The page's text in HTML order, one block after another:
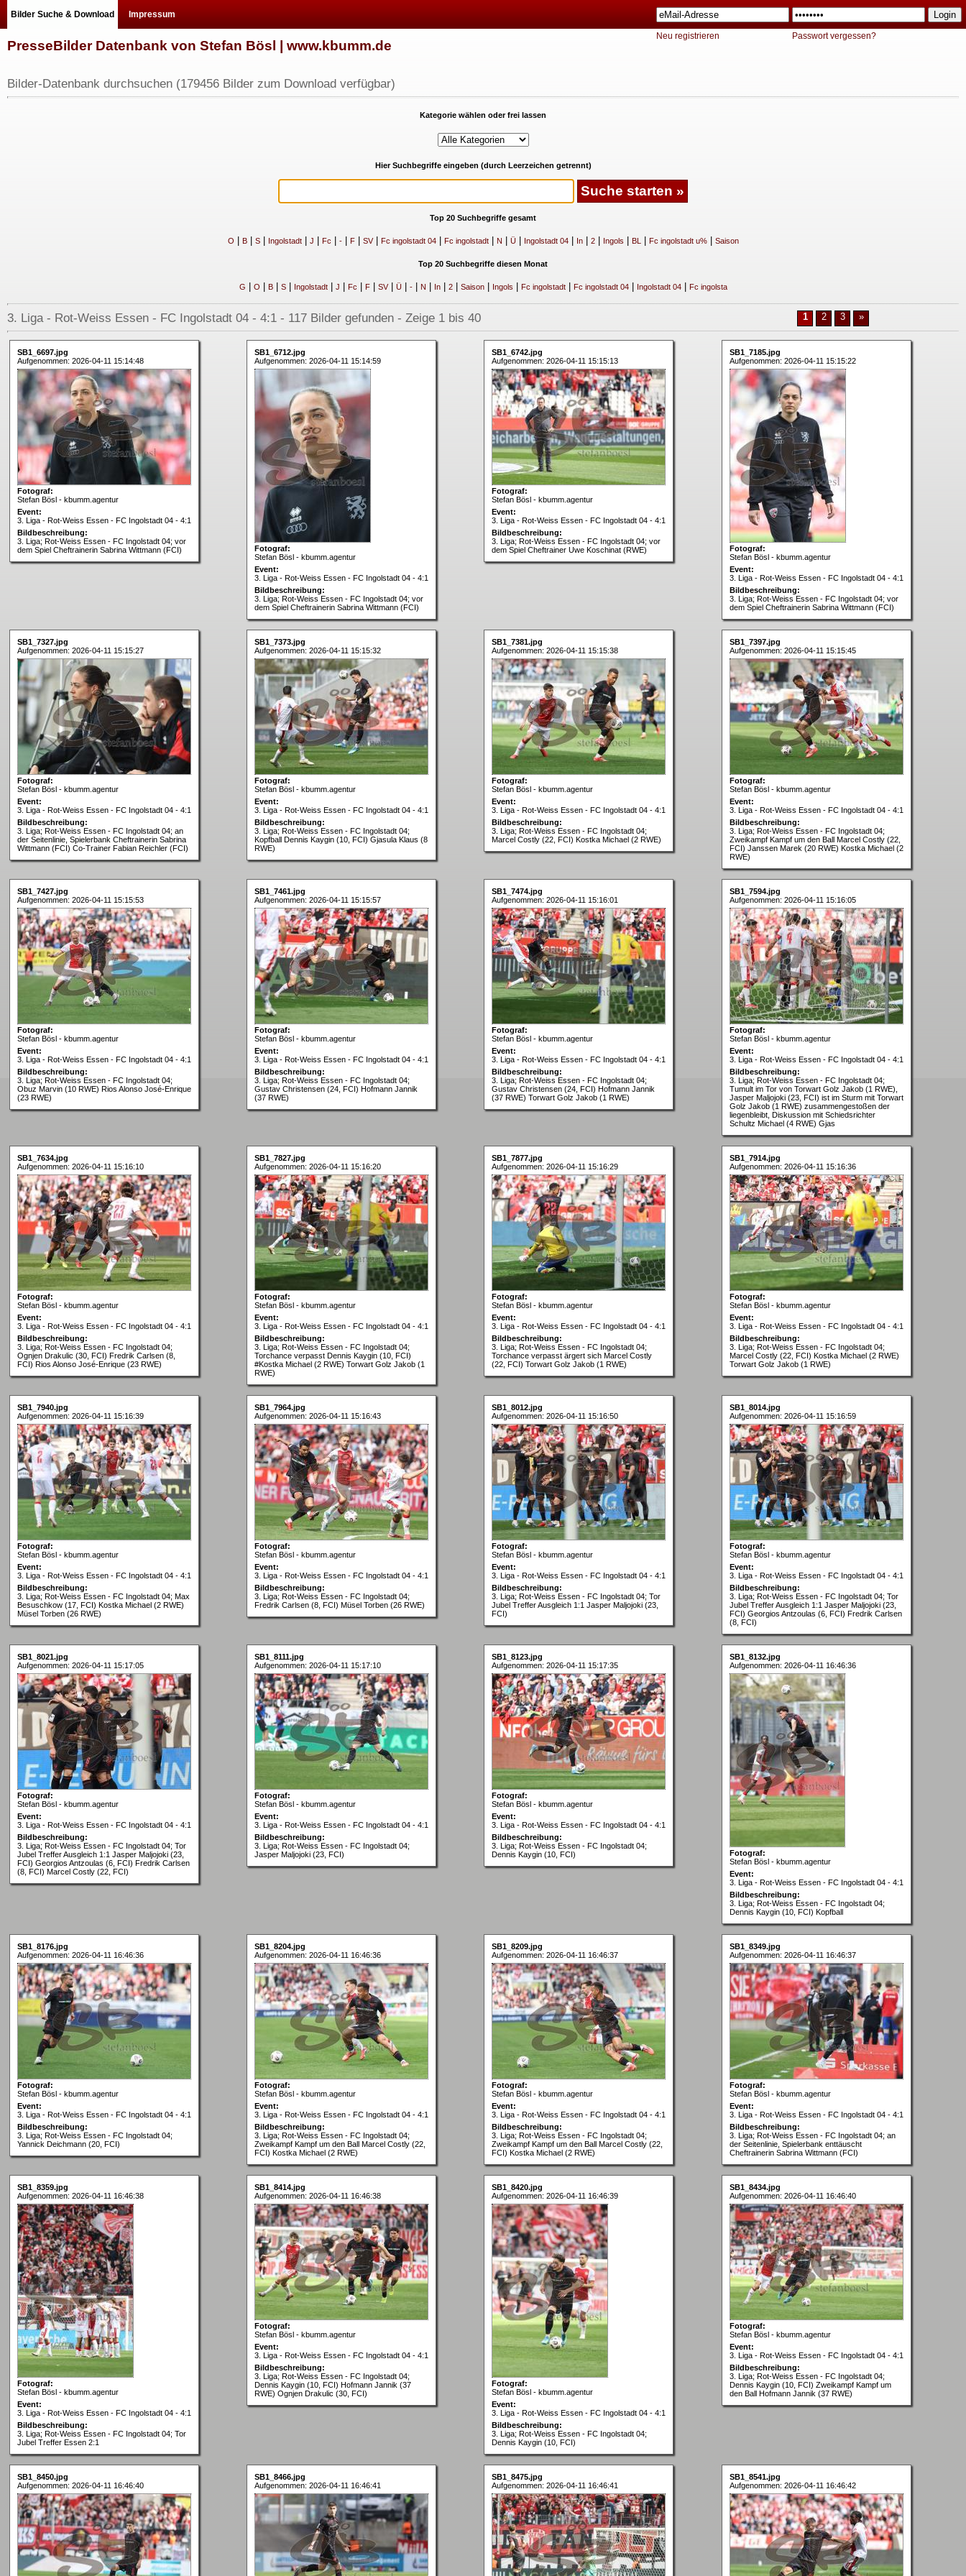
Bilder Suche & Download Impressum
Neu registrieren Passwort vergessen?
PresseBilder Datenbank von Stefan Bösl | www.kbumm.de
Bilder-Datenbank durchsuchen (179456 Bilder zum Download verfügbar)
Kategorie wählen oder frei lassen
Hier Suchbegriffe eingeben (durch Leerzeichen getrennt)
Top 20 Suchbegriffe gesamt
O B| S| Ingolstadt| J Fc -| F| SV| Fc ingolstadt 04| Fc ingolstadt| N Ü Ingolstadt 04| In| 2| Ingols BL | Fc ingolstadt u%| Saison
Top 20 Suchbegriffe diesen Monat
G O B| S| Ingolstadt| J Fc F| SV| Ü| -| N In| 2| Saison| Ingols Fc ingolstadt| Fc ingolstadt 04| Ingolstadt 04| Fc ingolsta
3. Liga - Rot-Weiss Essen - FC Ingolstadt 04 - 4:1 - 117 Bilder gefunden - Zeige 1 bis 40 1 2 3 »
SB1_6697.jpg
Aufgenommen: 2026-04-11 15:14:48
Fotograf:
Stefan Bösl - kbumm.agentur
Event:
3. Liga - Rot-Weiss Essen - FC Ingolstadt 04 - 4:1
Bildbeschreibung:
3. Liga; Rot-Weiss Essen - FC Ingolstadt 04; vor
dem Spiel Cheftrainerin Sabrina Wittmann (FCI)
SB1_6712.jpg
Aufgenommen: 2026-04-11 15:14:59
Fotograf:
Stefan Bösl - kbumm.agentur
Event:
3. Liga - Rot-Weiss Essen - FC Ingolstadt 04 - 4:1
Bildbeschreibung:
3. Liga; Rot-Weiss Essen - FC Ingolstadt 04; vor
dem Spiel Cheftrainerin Sabrina Wittmann (FCI)
SB1_6742.jpg
Aufgenommen: 2026-04-11 15:15:13
Fotograf:
Stefan Bösl - kbumm.agentur
Event:
3. Liga - Rot-Weiss Essen - FC Ingolstadt 04 - 4:1
Bildbeschreibung:
3. Liga; Rot-Weiss Essen - FC Ingolstadt 04; vor
dem Spiel Cheftrainer Uwe Koschinat (RWE)
SB1_7185.jpg
Aufgenommen: 2026-04-11 15:15:22
Fotograf:
Stefan Bösl - kbumm.agentur
Event:
3. Liga - Rot-Weiss Essen - FC Ingolstadt 04 - 4:1
Bildbeschreibung:
3. Liga; Rot-Weiss Essen - FC Ingolstadt 04; vor
dem Spiel Cheftrainerin Sabrina Wittmann (FCI)
SB1_7327.jpg
Aufgenommen: 2026-04-11 15:15:27
Fotograf:
Stefan Bösl - kbumm.agentur
Event:
3. Liga - Rot-Weiss Essen - FC Ingolstadt 04 - 4:1
Bildbeschreibung:
3. Liga; Rot-Weiss Essen - FC Ingolstadt 04; an
der Seitenlinie, Spielerbank Cheftrainerin Sabrina
Wittmann (FCI) Co-Trainer Fabian Reichler (FCI)
SB1_7373.jpg
Aufgenommen: 2026-04-11 15:15:32
Fotograf:
Stefan Bösl - kbumm.agentur
Event:
3. Liga - Rot-Weiss Essen - FC Ingolstadt 04 - 4:1
Bildbeschreibung:
3. Liga; Rot-Weiss Essen - FC Ingolstadt 04;
Kopfball Dennis Kaygin (10, FCI) Gjasula Klaus (8
RWE)
SB1_7381.jpg
Aufgenommen: 2026-04-11 15:15:38
Fotograf:
Stefan Bösl - kbumm.agentur
Event:
3. Liga - Rot-Weiss Essen - FC Ingolstadt 04 - 4:1
Bildbeschreibung:
3. Liga; Rot-Weiss Essen - FC Ingolstadt 04;
Marcel Costly (22, FCI) Kostka Michael (2 RWE)
SB1_7397.jpg
Aufgenommen: 2026-04-11 15:15:45
Fotograf:
Stefan Bösl - kbumm.agentur
Event:
3. Liga - Rot-Weiss Essen - FC Ingolstadt 04 - 4:1
Bildbeschreibung:
3. Liga; Rot-Weiss Essen - FC Ingolstadt 04;
Zweikampf Kampf um den Ball Marcel Costly (22,
FCI) Janssen Marek (20 RWE) Kostka Michael (2
RWE)
SB1_7427.jpg
Aufgenommen: 2026-04-11 15:15:53
Fotograf:
Stefan Bösl - kbumm.agentur
Event:
3. Liga - Rot-Weiss Essen - FC Ingolstadt 04 - 4:1
Bildbeschreibung:
3. Liga; Rot-Weiss Essen - FC Ingolstadt 04;
Obuz Marvin (10 RWE) Rios Alonso José-Enrique
(23 RWE)
SB1_7461.jpg
Aufgenommen: 2026-04-11 15:15:57
Fotograf:
Stefan Bösl - kbumm.agentur
Event:
3. Liga - Rot-Weiss Essen - FC Ingolstadt 04 - 4:1
Bildbeschreibung:
3. Liga; Rot-Weiss Essen - FC Ingolstadt 04;
Gustav Christensen (24, FCI) Hofmann Jannik
(37 RWE)
SB1_7474.jpg
Aufgenommen: 2026-04-11 15:16:01
Fotograf:
Stefan Bösl - kbumm.agentur
Event:
3. Liga - Rot-Weiss Essen - FC Ingolstadt 04 - 4:1
Bildbeschreibung:
3. Liga; Rot-Weiss Essen - FC Ingolstadt 04;
Gustav Christensen (24, FCI) Hofmann Jannik
(37 RWE) Torwart Golz Jakob (1 RWE)
SB1_7594.jpg
Aufgenommen: 2026-04-11 15:16:05
Fotograf:
Stefan Bösl - kbumm.agentur
Event:
3. Liga - Rot-Weiss Essen - FC Ingolstadt 04 - 4:1
Bildbeschreibung:
3. Liga; Rot-Weiss Essen - FC Ingolstadt 04;
Tumult im Tor von Torwart Golz Jakob (1 RWE),
Jasper Maljojoki (23, FCI) ist im Sturm mit Torwart
Golz Jakob (1 RWE) zusammengestoßen der
liegenbleibt, Diskussion mit Schiedsrichter
Schultz Michael (4 RWE) Gjas
SB1_7634.jpg
Aufgenommen: 2026-04-11 15:16:10
Fotograf:
Stefan Bösl - kbumm.agentur
Event:
3. Liga - Rot-Weiss Essen - FC Ingolstadt 04 - 4:1
Bildbeschreibung:
3. Liga; Rot-Weiss Essen - FC Ingolstadt 04;
Ognjen Drakulic (30, FCI) Fredrik Carlsen (8,
FCI) Rios Alonso José-Enrique (23 RWE)
SB1_7827.jpg
Aufgenommen: 2026-04-11 15:16:20
Fotograf:
Stefan Bösl - kbumm.agentur
Event:
3. Liga - Rot-Weiss Essen - FC Ingolstadt 04 - 4:1
Bildbeschreibung:
3. Liga; Rot-Weiss Essen - FC Ingolstadt 04;
Torchance verpasst Dennis Kaygin (10, FCI)
#Kostka Michael (2 RWE) Torwart Golz Jakob (1
RWE)
SB1_7877.jpg
Aufgenommen: 2026-04-11 15:16:29
Fotograf:
Stefan Bösl - kbumm.agentur
Event:
3. Liga - Rot-Weiss Essen - FC Ingolstadt 04 - 4:1
Bildbeschreibung:
3. Liga; Rot-Weiss Essen - FC Ingolstadt 04;
Torchance verpasst ärgert sich Marcel Costly
(22, FCI) Torwart Golz Jakob (1 RWE)
SB1_7914.jpg
Aufgenommen: 2026-04-11 15:16:36
Fotograf:
Stefan Bösl - kbumm.agentur
Event:
3. Liga - Rot-Weiss Essen - FC Ingolstadt 04 - 4:1
Bildbeschreibung:
3. Liga; Rot-Weiss Essen - FC Ingolstadt 04;
Marcel Costly (22, FCI) Kostka Michael (2 RWE)
Torwart Golz Jakob (1 RWE)
SB1_7940.jpg
Aufgenommen: 2026-04-11 15:16:39
Fotograf:
Stefan Bösl - kbumm.agentur
Event:
3. Liga - Rot-Weiss Essen - FC Ingolstadt 04 - 4:1
Bildbeschreibung:
3. Liga; Rot-Weiss Essen - FC Ingolstadt 04; Max
Besuschkow (17, FCI) Kostka Michael (2 RWE)
Müsel Torben (26 RWE)
SB1_7964.jpg
Aufgenommen: 2026-04-11 15:16:43
Fotograf:
Stefan Bösl - kbumm.agentur
Event:
3. Liga - Rot-Weiss Essen - FC Ingolstadt 04 - 4:1
Bildbeschreibung:
3. Liga; Rot-Weiss Essen - FC Ingolstadt 04;
Fredrik Carlsen (8, FCI) Müsel Torben (26 RWE)
SB1_8012.jpg
Aufgenommen: 2026-04-11 15:16:50
Fotograf:
Stefan Bösl - kbumm.agentur
Event:
3. Liga - Rot-Weiss Essen - FC Ingolstadt 04 - 4:1
Bildbeschreibung:
3. Liga; Rot-Weiss Essen - FC Ingolstadt 04; Tor
Jubel Treffer Ausgleich 1:1 Jasper Maljojoki (23,
FCI)
SB1_8014.jpg
Aufgenommen: 2026-04-11 15:16:59
Fotograf:
Stefan Bösl - kbumm.agentur
Event:
3. Liga - Rot-Weiss Essen - FC Ingolstadt 04 - 4:1
Bildbeschreibung:
3. Liga; Rot-Weiss Essen - FC Ingolstadt 04; Tor
Jubel Treffer Ausgleich 1:1 Jasper Maljojoki (23,
FCI) Georgios Antzoulas (6, FCI) Fredrik Carlsen
(8, FCI)
SB1_8021.jpg
Aufgenommen: 2026-04-11 15:17:05
Fotograf:
Stefan Bösl - kbumm.agentur
Event:
3. Liga - Rot-Weiss Essen - FC Ingolstadt 04 - 4:1
Bildbeschreibung:
3. Liga; Rot-Weiss Essen - FC Ingolstadt 04; Tor
Jubel Treffer Ausgleich 1:1 Jasper Maljojoki (23,
FCI) Georgios Antzoulas (6, FCI) Fredrik Carlsen
(8, FCI) Marcel Costly (22, FCI)
SB1_8111.jpg
Aufgenommen: 2026-04-11 15:17:10
Fotograf:
Stefan Bösl - kbumm.agentur
Event:
3. Liga - Rot-Weiss Essen - FC Ingolstadt 04 - 4:1
Bildbeschreibung:
3. Liga; Rot-Weiss Essen - FC Ingolstadt 04;
Jasper Maljojoki (23, FCI)
SB1_8123.jpg
Aufgenommen: 2026-04-11 15:17:35
Fotograf:
Stefan Bösl - kbumm.agentur
Event:
3. Liga - Rot-Weiss Essen - FC Ingolstadt 04 - 4:1
Bildbeschreibung:
3. Liga; Rot-Weiss Essen - FC Ingolstadt 04;
Dennis Kaygin (10, FCI)
SB1_8132.jpg
Aufgenommen: 2026-04-11 16:46:36
Fotograf:
Stefan Bösl - kbumm.agentur
Event:
3. Liga - Rot-Weiss Essen - FC Ingolstadt 04 - 4:1
Bildbeschreibung:
3. Liga; Rot-Weiss Essen - FC Ingolstadt 04;
Dennis Kaygin (10, FCI) Kopfball
SB1_8176.jpg
Aufgenommen: 2026-04-11 16:46:36
Fotograf:
Stefan Bösl - kbumm.agentur
Event:
3. Liga - Rot-Weiss Essen - FC Ingolstadt 04 - 4:1
Bildbeschreibung:
3. Liga; Rot-Weiss Essen - FC Ingolstadt 04;
Yannick Deichmann (20, FCI)
SB1_8204.jpg
Aufgenommen: 2026-04-11 16:46:36
Fotograf:
Stefan Bösl - kbumm.agentur
Event:
3. Liga - Rot-Weiss Essen - FC Ingolstadt 04 - 4:1
Bildbeschreibung:
3. Liga; Rot-Weiss Essen - FC Ingolstadt 04;
Zweikampf Kampf um den Ball Marcel Costly (22,
FCI) Kostka Michael (2 RWE)
SB1_8209.jpg
Aufgenommen: 2026-04-11 16:46:37
Fotograf:
Stefan Bösl - kbumm.agentur
Event:
3. Liga - Rot-Weiss Essen - FC Ingolstadt 04 - 4:1
Bildbeschreibung:
3. Liga; Rot-Weiss Essen - FC Ingolstadt 04;
Zweikampf Kampf um den Ball Marcel Costly (22,
FCI) Kostka Michael (2 RWE)
SB1_8349.jpg
Aufgenommen: 2026-04-11 16:46:37
Fotograf:
Stefan Bösl - kbumm.agentur
Event:
3. Liga - Rot-Weiss Essen - FC Ingolstadt 04 - 4:1
Bildbeschreibung:
3. Liga; Rot-Weiss Essen - FC Ingolstadt 04; an
der Seitenlinie, Spielerbank enttäuscht
Cheftrainerin Sabrina Wittmann (FCI)
SB1_8359.jpg
Aufgenommen: 2026-04-11 16:46:38
Fotograf:
Stefan Bösl - kbumm.agentur
Event:
3. Liga - Rot-Weiss Essen - FC Ingolstadt 04 - 4:1
Bildbeschreibung:
3. Liga; Rot-Weiss Essen - FC Ingolstadt 04; Tor
Jubel Treffer Essen 2:1
SB1_8414.jpg
Aufgenommen: 2026-04-11 16:46:38
Fotograf:
Stefan Bösl - kbumm.agentur
Event:
3. Liga - Rot-Weiss Essen - FC Ingolstadt 04 - 4:1
Bildbeschreibung:
3. Liga; Rot-Weiss Essen - FC Ingolstadt 04;
Dennis Kaygin (10, FCI) Hofmann Jannik (37
RWE) Ognjen Drakulic (30, FCI)
SB1_8420.jpg
Aufgenommen: 2026-04-11 16:46:39
Fotograf:
Stefan Bösl - kbumm.agentur
Event:
3. Liga - Rot-Weiss Essen - FC Ingolstadt 04 - 4:1
Bildbeschreibung:
3. Liga; Rot-Weiss Essen - FC Ingolstadt 04;
Dennis Kaygin (10, FCI)
SB1_8434.jpg
Aufgenommen: 2026-04-11 16:46:40
Fotograf:
Stefan Bösl - kbumm.agentur
Event:
3. Liga - Rot-Weiss Essen - FC Ingolstadt 04 - 4:1
Bildbeschreibung:
3. Liga; Rot-Weiss Essen - FC Ingolstadt 04;
Dennis Kaygin (10, FCI) Zweikampf Kampf um
den Ball Hofmann Jannik (37 RWE)
SB1_8450.jpg
Aufgenommen: 2026-04-11 16:46:40
SB1_8466.jpg
Aufgenommen: 2026-04-11 16:46:41
SB1_8475.jpg
Aufgenommen: 2026-04-11 16:46:41
SB1_8541.jpg
Aufgenommen: 2026-04-11 16:46:42